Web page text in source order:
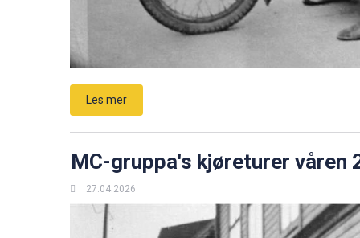
Les mer
MC-gruppa's kjøreturer våren
27.04.2026